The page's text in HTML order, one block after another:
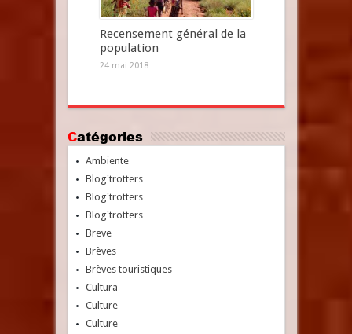
Recensement général de la
population
24 mai 2018
Catégories
Ambiente
Blog'trotters
Blog'trotters
Blog'trotters
Breve
Brèves
Brèves touristiques
Cultura
Culture
Culture